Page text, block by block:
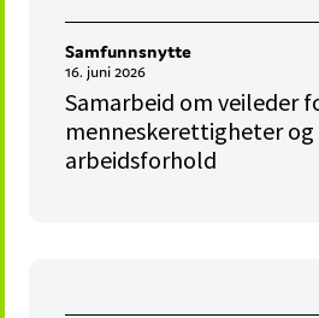
Samfunnsnytte
16. juni 2026
Samarbeid om veileder
menneskerettigheter
arbeidsforhold